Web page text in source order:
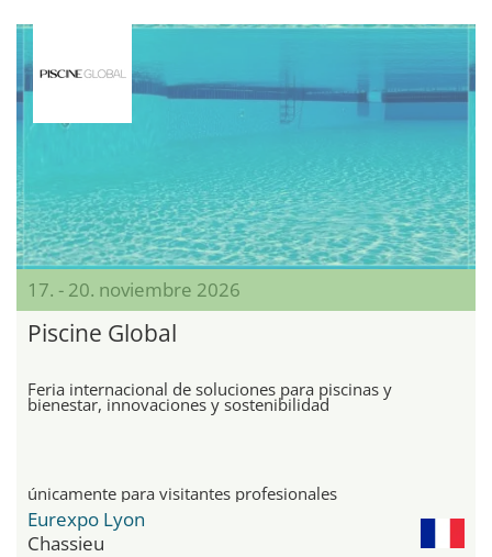
17. - 20. noviembre 2026
Piscine Global
Feria internacional de soluciones para piscinas y
bienestar, innovaciones y sostenibilidad
únicamente para visitantes profesionales
Eurexpo Lyon
Chassieu